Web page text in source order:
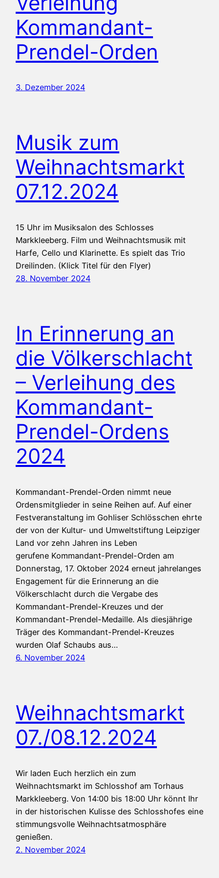
Kommandant-
Prendel-Orden
3. Dezember 2024
Musik zum
Weihnachtsmarkt
07.12.2024
15 Uhr im Musiksalon des Schlosses
Markkleeberg. Film und Weihnachtsmusik mit
Harfe, Cello und Klarinette. Es spielt das Trio
Dreilinden. (Klick Titel für den Flyer)
28. November 2024
In Erinnerung an
die Völkerschlacht
– Verleihung des
Kommandant-
Prendel-Ordens
2024
Kommandant-Prendel-Orden nimmt neue
Ordensmitglieder in seine Reihen auf. Auf einer
Festveranstaltung im Gohliser Schlösschen ehrte
der von der Kultur- und Umweltstiftung Leipziger
Land vor zehn Jahren ins Leben
gerufene Kommandant-Prendel-Orden am
Donnerstag, 17. Oktober 2024 erneut jahrelanges
Engagement für die Erinnerung an die
Völkerschlacht durch die Vergabe des
Kommandant-Prendel-Kreuzes und der
Kommandant-Prendel-Medaille. Als diesjährige
Träger des Kommandant-Prendel-Kreuzes
wurden Olaf Schaubs aus…
6. November 2024
Weihnachtsmarkt
07./08.12.2024
Wir laden Euch herzlich ein zum
Weihnachtsmarkt im Schlosshof am Torhaus
Markkleeberg. Von 14:00 bis 18:00 Uhr könnt Ihr
in der historischen Kulisse des Schlosshofes eine
stimmungsvolle Weihnachtsatmosphäre
genießen.
2. November 2024